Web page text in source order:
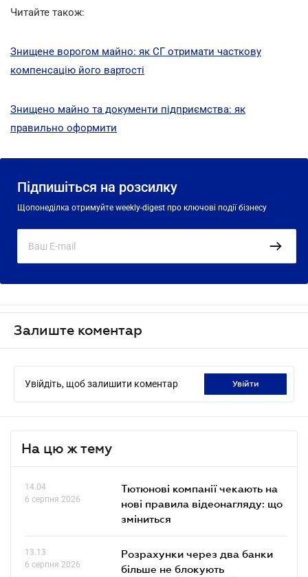
Читайте також:
Знищене ворогом майно: як СГ отримати часткову
компенсацію його вартості
Знищено майно та документи підприємства: як
правильно оформити
Підпишіться на розсилку
Щопонеділка отримуйте weekly-digest про ключові події бізнесу
Залиште коментар
Увійдіть, щоб залишити коментар увійти
На цю ж тему
14.04
6 серпня 2026
Тютюнові компанії чекають на
нові правила відеонагляду: що
зміниться
13.13
6 серпня 2026
Розрахунки через два банки
більше не блокують